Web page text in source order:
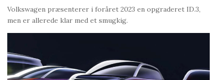
Volkswagen præsenterer i foråret 2023 en opgraderet ID.3,
men er allerede klar med et smugkig.